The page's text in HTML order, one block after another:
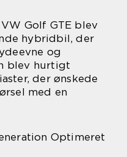
Golf GTE blev
hybridbil, der
og
blev hurtigt
der ønskede
med en
Optimeret